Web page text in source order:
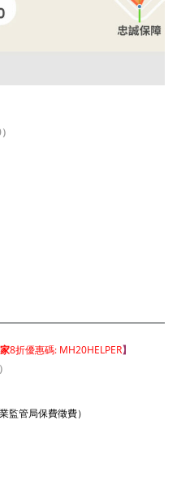
8折優惠碼: MH20HELPER】
監管局保費徵費）